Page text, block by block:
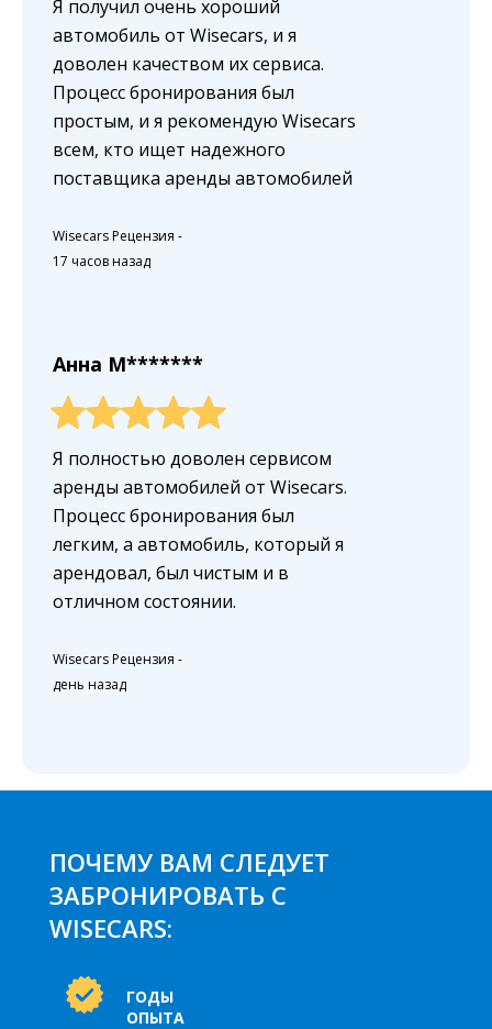
Я получил очень хороший
автомобиль от Wisecars, и я
доволен качеством их сервиса.
Процесс бронирования был
простым, и я рекомендую Wisecars
всем, кто ищет надежного
поставщика аренды автомобилей
Wisecars Рецензия -
17 часов назад
Анна M*******
Я полностью доволен сервисом
аренды автомобилей от Wisecars.
Процесс бронирования был
легким, а автомобиль, который я
арендовал, был чистым и в
отличном состоянии.
Wisecars Рецензия -
день назад
ПОЧЕМУ ВАМ СЛЕДУЕТ
ЗАБРОНИРОВАТЬ С
WISECARS:
ГОДЫ
ОПЫТА